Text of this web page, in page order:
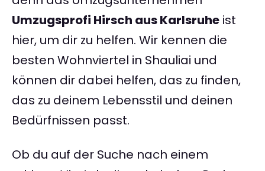
Umzugsprofi Hirsch aus Karlsruhe ist
hier, um dir zu helfen. Wir kennen die
besten Wohnviertel in Shauliai und
können dir dabei helfen, das zu finden,
das zu deinem Lebensstil und deinen
Bedürfnissen passt.
Ob du auf der Suche nach einem